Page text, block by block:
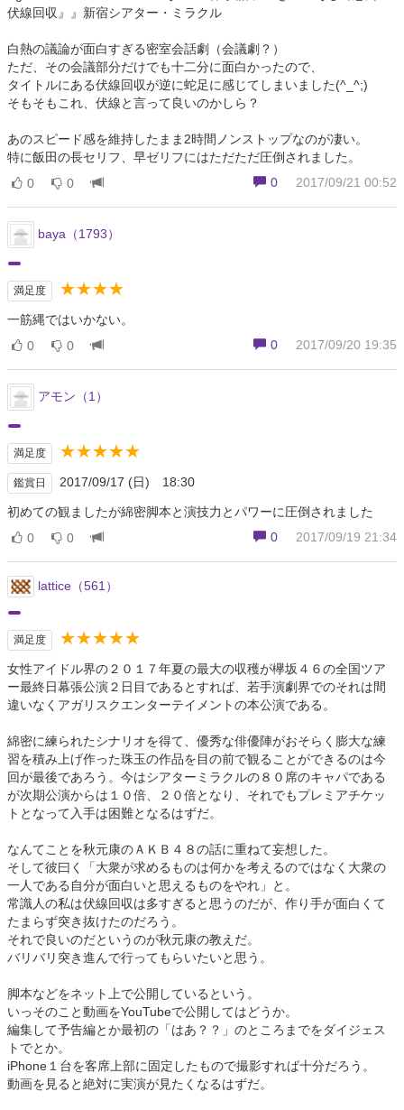
伏線回収』』新宿シアター・ミラクル
白熱の議論が面白すぎる密室会話劇（会議劇？）
ただ、その会議部分だけでも十二分に面白かったので、
タイトルにある伏線回収が逆に蛇足に感じてしまいました(^_^;)
そもそもこれ、伏線と言って良いのかしら？
あのスピード感を維持したまま2時間ノンストップなのが凄い。
特に飯田の長セリフ、早ゼリフにはただただ圧倒されました。
0
2017/09/21 00:52
0 0
baya（1793）
満足度 ★★★★
一筋縄ではいかない。
0
2017/09/20 19:35
0 0
アモン（1）
満足度 ★★★★★
鑑賞日 2017/09/17 (日) 18:30
初めての観ましたが綿密脚本と演技力とパワーに圧倒されました
0
2017/09/19 21:34
0 0
lattice（561）
満足度 ★★★★★
女性アイドル界の２０１７年夏の最大の収穫が欅坂４６の全国ツア
ー最終日幕張公演２日目であるとすれば、若手演劇界でのそれは間
違いなくアガリスクエンターテイメントの本公演である。
綿密に練られたシナリオを得て、優秀な俳優陣がおそらく膨大な練
習を積み上げ作った珠玉の作品を目の前で観ることができるのは今
回が最後であろう。今はシアターミラクルの８０席のキャパである
が次期公演からは１０倍、２０倍となり、それでもプレミアチケッ
トとなって入手は困難となるはずだ。
なんてことを秋元康のＡＫＢ４８の話に重ねて妄想した。
そして彼曰く「大衆が求めるものは何かを考えるのではなく大衆の
一人である自分が面白いと思えるものをやれ」と。
常識人の私は伏線回収は多すぎると思うのだが、作り手が面白くて
たまらず突き抜けたのだろう。
それで良いのだというのが秋元康の教えだ。
バリバリ突き進んで行ってもらいたいと思う。
脚本などをネット上で公開しているという。
いっそのこと動画をYouTubeで公開してはどうか。
編集して予告編とか最初の「はあ？？」のところまでをダイジェス
トでとか。
iPhone１台を客席上部に固定したもので撮影すれば十分だろう。
動画を見ると絶対に実演が見たくなるはずだ。